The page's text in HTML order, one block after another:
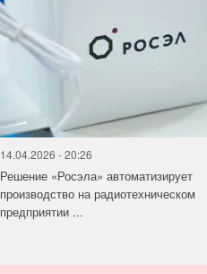
14.04.2026 - 20:26
Решение «Росэла» автоматизирует
производство на радиотехническом
предприятии ...